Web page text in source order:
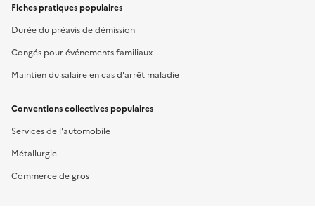
Fiches pratiques populaires
Durée du préavis de démission
Congés pour événements familiaux
Maintien du salaire en cas d'arrêt maladie
Conventions collectives populaires
Services de l'automobile
Métallurgie
Commerce de gros